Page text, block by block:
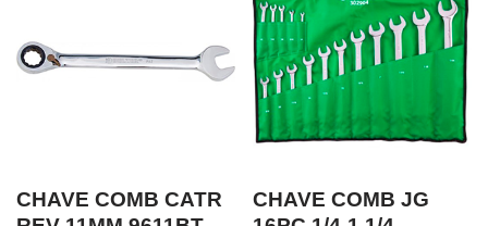
CHAVE COMB CATR
CHAVE COMB JG